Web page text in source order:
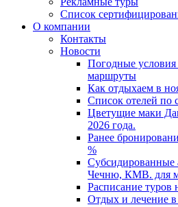
Список
О компании
Контакты
Новости
Погодные условия
маршруты
Как отдыхаем в
Список отелей по
Цветущие маки
2026 года.
Ранее
%
Субсидированные
Чечню, КМВ. для
Расписание туров
Отдых и лечение